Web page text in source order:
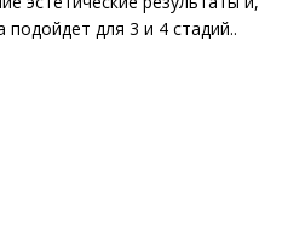
для 3 и 4 стадий..